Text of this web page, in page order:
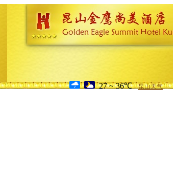
27 ~ 36℃ 昆山天气